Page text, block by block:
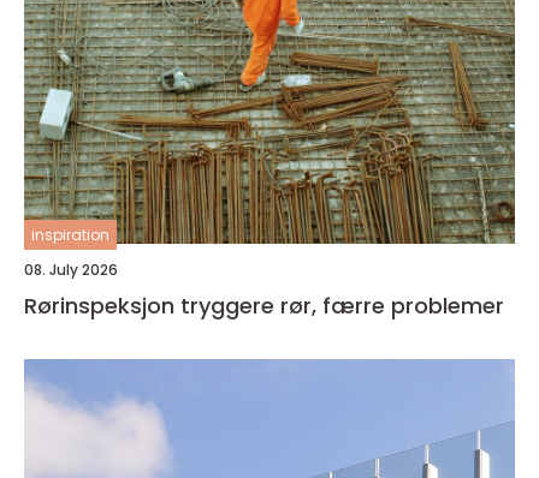
inspiration
08. July 2026
Rørinspeksjon tryggere rør, færre problemer